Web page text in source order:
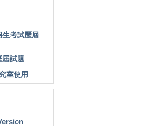
生考試歷屆
屆試題
室使用